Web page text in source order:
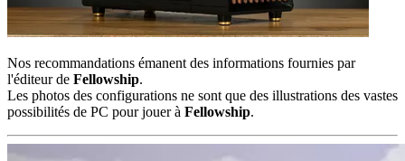
Nos recommandations émanent des informations fournies par
l'éditeur de Fellowship.
Les photos des configurations ne sont que des illustrations des vastes
possibilités de PC pour jouer à Fellowship.